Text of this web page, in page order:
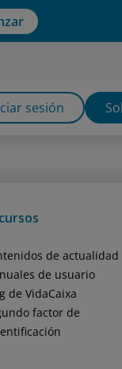
sesión
de actualidad
de usuario
de VidaCaixa
factor de